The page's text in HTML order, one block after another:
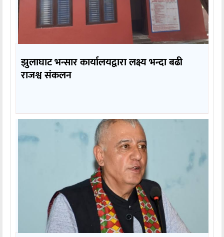
झुलाघाट भन्सार कार्यालयद्वारा लक्ष्य भन्दा बढी
राजश्व संकलन